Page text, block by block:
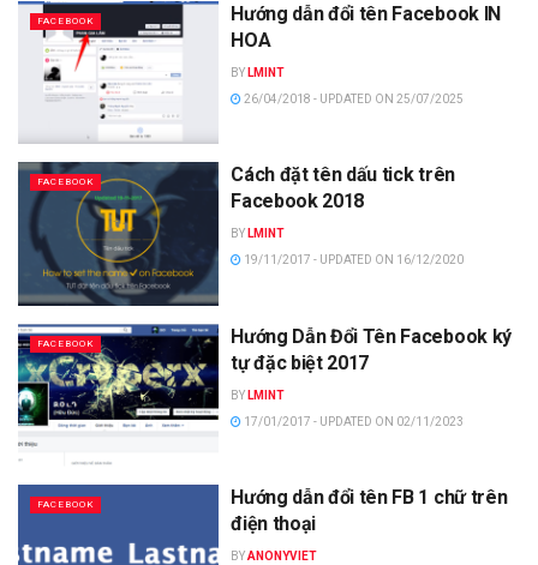
FACEBOOK
Hướng dẫn đổi tên Facebook IN
HOA
BY LMINT
26/04/2018 - UPDATED ON 25/07/2025
FACEBOOK
Cách đặt tên dấu tick trên
Facebook 2018
BY LMINT
19/11/2017 - UPDATED ON 16/12/2020
FACEBOOK
Hướng Dẫn Đổi Tên Facebook ký
tự đặc biệt 2017
BY LMINT
17/01/2017 - UPDATED ON 02/11/2023
FACEBOOK
Hướng dẫn đổi tên FB 1 chữ trên
điện thoại
BYANONYVIET